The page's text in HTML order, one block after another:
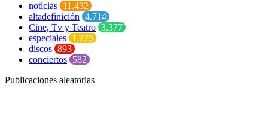
noticias 11.432
altadefinición 4.714
Cine, Tv y Teatro 3.377
especiales 1.775
discos 893
conciertos 582
Publicaciones aleatorias